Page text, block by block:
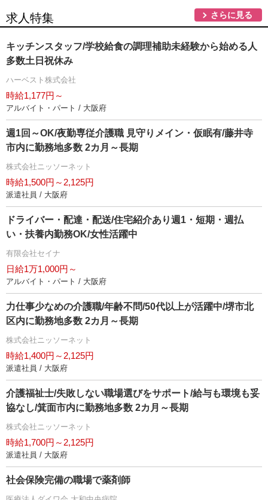
求人特集 さらに見る
キッチンスタッフ/学校給食の調理補助未経験から始める人
多数土日祝休み
ハーベスト株式会社
時給1,177円～
アルバイト・パート / 大阪府
週1回～OK/夜勤専従介護職 見守りメイン・仮眠有/藤井寺
市内に勤務地多数 2カ月～長期
株式会社ニッソーネット
時給1,500円～2,125円
派遣社員 / 大阪府
ドライバー・配達・配送/住宅紹介あり週1・短期・週払
い・扶養内勤務OK/女性活躍中
有限会社セイナ
日給1万1,000円～
アルバイト・パート / 大阪府
力仕事少なめの介護職/年齢不問/50代以上が活躍中/堺市北
区内に勤務地多数 2カ月～長期
株式会社ニッソーネット
時給1,400円～2,125円
派遣社員 / 大阪府
介護福祉士/失敗しない職場選びをサポート/給与も環境も妥
協なし/箕面市内に勤務地多数 2カ月～長期
株式会社ニッソーネット
時給1,700円～2,125円
派遣社員 / 大阪府
社会保険完備の職場で薬剤師